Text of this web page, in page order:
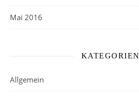
Mai 2016
KATEGORIEN
Allgemein